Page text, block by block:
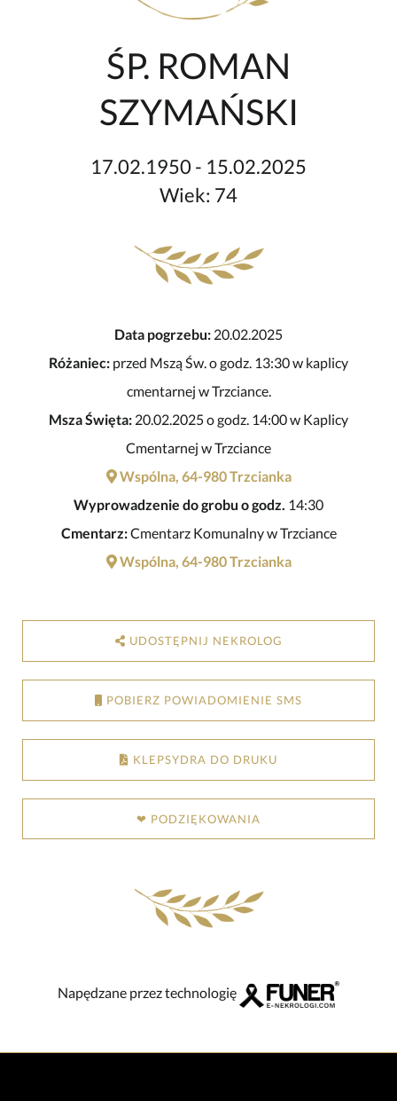
ŚP. ROMAN
SZYMAŃSKI
17.02.1950 - 15.02.2025
Wiek: 74
Data pogrzebu: 20.02.2025
Różaniec: przed Mszą Św. o godz. 13:30 w kaplicy
cmentarnej w Trzciance.
Msza Święta: 20.02.2025 o godz. 14:00 w Kaplicy
Cmentarnej w Trzciance
Wspólna, 64-980 Trzcianka
Wyprowadzenie do grobu o godz. 14:30
Cmentarz:Cmentarz Komunalny w Trzciance
Wspólna, 64-980 Trzcianka
UDOSTĘPNIJ NEKROLOG
POBIERZ POWIADOMIENIE SMS
KLEPSYDRA DO DRUKU
❤ PODZIĘKOWANIA
Napędzane przez technologię